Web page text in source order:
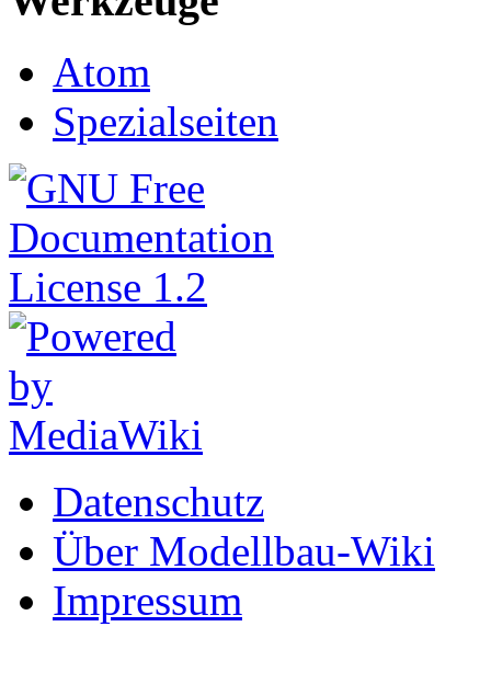
Atom
Spezialseiten
Datenschutz
Über Modellbau-Wiki
Impressum